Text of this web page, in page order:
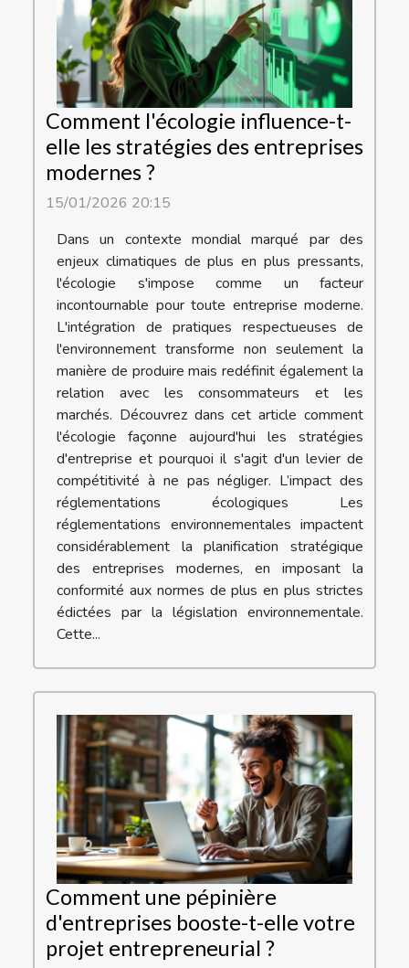
Comment l'écologie influence-t-
elle les stratégies des entreprises
modernes ?
15/01/2026 20:15
Dans un contexte mondial marqué par des
enjeux climatiques de plus en plus pressants,
l'écologie s'impose comme un facteur
incontournable pour toute entreprise moderne.
L'intégration de pratiques respectueuses de
l'environnement transforme non seulement la
manière de produire mais redéfinit également la
relation avec les consommateurs et les
marchés. Découvrez dans cet article comment
l'écologie façonne aujourd'hui les stratégies
d'entreprise et pourquoi il s'agit d'un levier de
compétitivité à ne pas négliger. L’impact des
réglementations écologiques Les
réglementations environnementales impactent
considérablement la planification stratégique
des entreprises modernes, en imposant la
conformité aux normes de plus en plus strictes
édictées par la législation environnementale.
Cette...
Comment une pépinière
d'entreprises booste-t-elle votre
projet entrepreneurial ?